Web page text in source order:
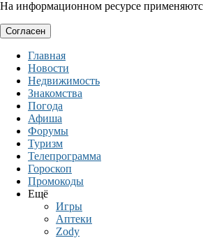
На информационном ресурсе
Согласен
Главная
Новости
Недвижимость
Знакомства
Погода
Афиша
Форумы
Туризм
Телепрограмма
Гороскоп
Промокоды
Ещё
Игры
Аптеки
Zody